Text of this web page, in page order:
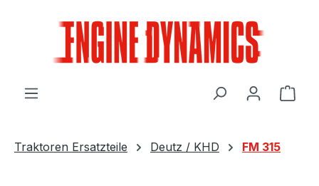
Traktoren Ersatzteile Deutz / KHD FM 315